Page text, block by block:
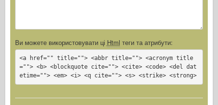
Ви можете використовувати ці Html теги та атрибути:
<a href="" title=""> <abbr title=""> <acronym title
=""> <b> <blockquote cite=""> <cite> <code> <del dat
etime=""> <em> <i> <q cite=""> <s> <strike> <strong>